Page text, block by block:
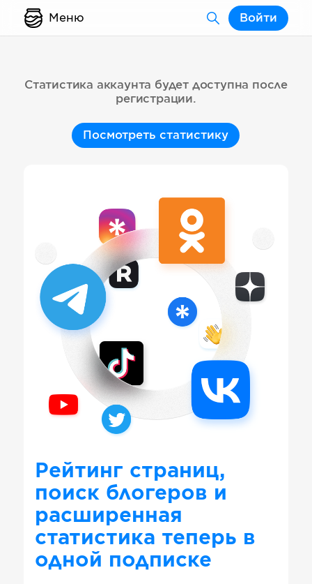
Меню Войти
Статистика аккаунта будет доступна после
регистрации.
Посмотреть статистику
Рейтинг страниц,
поиск блогеров и
расширенная
статистика теперь в
одной подписке